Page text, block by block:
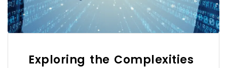
Exploring the Complexities